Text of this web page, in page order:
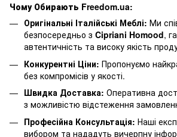
Чому Обирають Freedom.ua:
Оригінальні Італійські Меблі: Ми
безпосередньо з Cipriani Homood,
автентичність та високу якість
Конкурентні Ціни: Пропонуємо
без компромісів у якості.
Швидка Доставка: Оперативна
з можливістю відстеження
Професійна Консультація: Наші
вибором та нададуть вичерпну